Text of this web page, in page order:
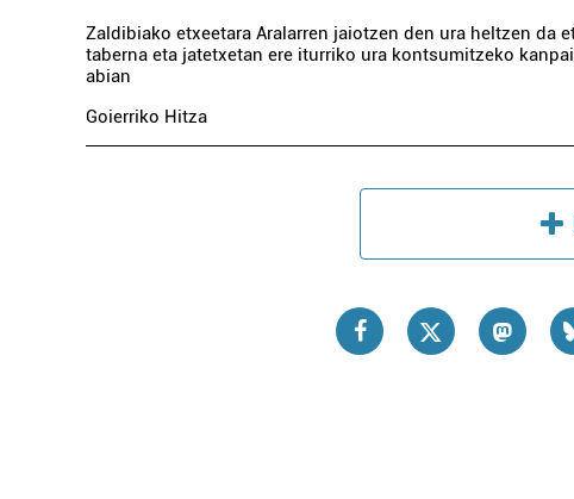
Zaldibiako etxeetara Aralarren jaiotzen den ura heltzen da
taberna eta jatetxetan ere iturriko ura kontsumitzeko
abian
Goierriko Hitza